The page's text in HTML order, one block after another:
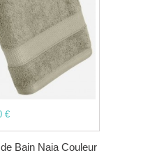
€
Bain Naia Couleur